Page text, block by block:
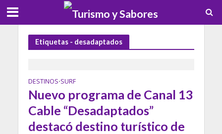
Etiquetas - desadaptados
DESTINOS•SURF
Nuevo programa de Canal 13
Cable “Desadaptados”
destacó destino turístico de